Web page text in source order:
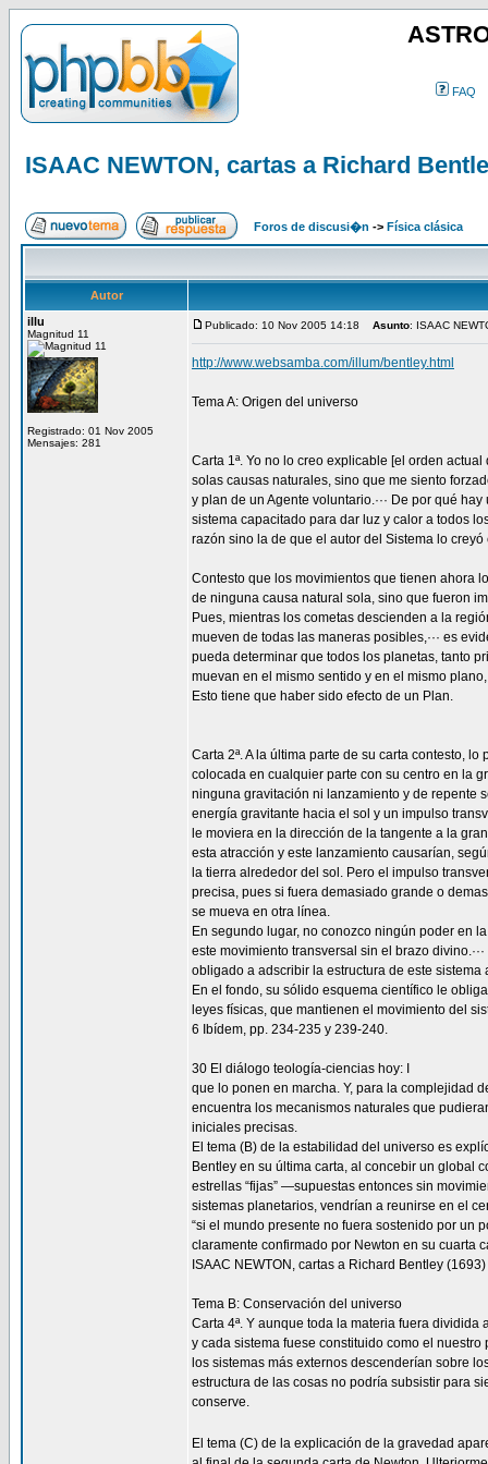
FAQ
ISAAC NEWTON, cartas a Richard
Foros de discusi�n -> Física clásica
Autor
illu
Magnitud 11
Registrado: 01 Nov 2005
Mensajes: 281
Publicado: 10 Nov 2005 14:18 Asunto: ISAAC
http://www.websamba.com/illum/bentley.html
Tema A: Origen del universo
Carta 1ª. Yo no lo creo explicable [el orden
solas causas naturales, sino que me siento
y plan de un Agente voluntario.··· De por qué
sistema capacitado para dar luz y calor a todos
razón sino la de que el autor del Sistema lo creyó
Contesto que los movimientos que tienen ahora
de ninguna causa natural sola, sino que fueron
Pues, mientras los cometas descienden a la
mueven de todas las maneras posibles,··· es
pueda determinar que todos los planetas, tanto
muevan en el mismo sentido y en el mismo
Esto tiene que haber sido efecto de un Plan.
Carta 2ª. A la última parte de su carta contesto, lo
colocada en cualquier parte con su centro en la
ninguna gravitación ni lanzamiento y de repente
energía gravitante hacia el sol y un impulso
le moviera en la dirección de la tangente a la
esta atracción y este lanzamiento causarían,
la tierra alrededor del sol. Pero el impulso
precisa, pues si fuera demasiado grande o
se mueva en otra línea.
En segundo lugar, no conozco ningún poder en
este movimiento transversal sin el brazo
obligado a adscribir la estructura de este sistema
En el fondo, su sólido esquema científico le
leyes físicas, que mantienen el movimiento del
6 Ibídem, pp. 234-235 y 239-240.
30 El diálogo teología-ciencias hoy: I
que lo ponen en marcha. Y, para la complejidad
encuentra los mecanismos naturales que
iniciales precisas.
El tema (B) de la estabilidad del universo es
Bentley en su última carta, al concebir un global
estrellas “fijas” —supuestas entonces sin
sistemas planetarios, vendrían a reunirse en el
“si el mundo presente no fuera sostenido por un
claramente confirmado por Newton en su cuarta
ISAAC NEWTON, cartas a Richard Bentley (1693)
Tema B: Conservación del universo
Carta 4ª. Y aunque toda la materia fuera dividida
y cada sistema fuese constituido como el
los sistemas más externos descenderían sobre
estructura de las cosas no podría subsistir para
conserve.
El tema (C) de la explicación de la gravedad